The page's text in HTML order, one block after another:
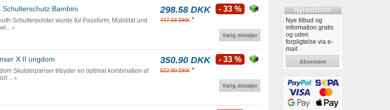
Schulterschutz Bambini
Schulterpolster wurde für Passform, Mobilität und
298.58 DKK
447.68 DKK *
- 33 %
Vælg detaljer
X II ungdom
Skulderpanser tilbyder en optimal kombination af
...
350.90 DKK
522.80 DKK *
- 33 %
Vælg detaljer
Nyhedsbrev
Nye tilbud og
information gratis
og uden
forpligtelse via e-
mail:
Abonnere